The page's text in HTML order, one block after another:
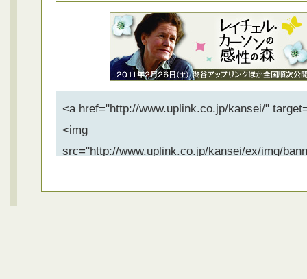
<a href="http://www.uplink.co.jp/kansei/"
<img
src="http://www.uplink.co.jp/kansei/ex/img/
ト" width="300" height="100" border="0" /></a>